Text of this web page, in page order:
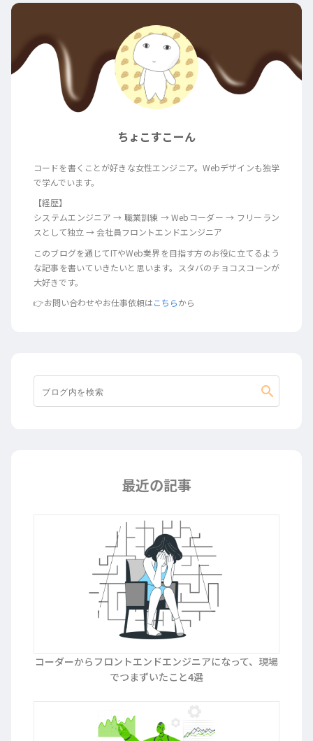
ちょこすこーん
コードを書くことが好きな女性エンジニア。Webデザインも独学
で学んでいます。
【経歴】
システムエンジニア → 職業訓練 → Webコーダー → フリーラン
スとして独立 → 会社員フロントエンドエンジニア
このブログを通じてITやWeb業界を目指す方のお役に立てるよう
な記事を書いていきたいと思います。スタバのチョコスコーンが
大好きです。
👉お問い合わせやお仕事依頼はこちらから
search
最近の記事
コーダーからフロントエンドエンジニアになって、現場
でつまずいたこと4選